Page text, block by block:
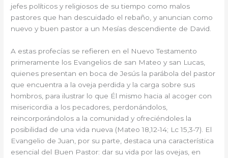
jefes políticos y religiosos de su tiempo como malos
pastores que han descuidado el rebaño, y anuncian como
nuevo y buen pastor a un Mesías descendiente de David.
A estas profecías se refieren en el Nuevo Testamento
primeramente los Evangelios de san Mateo y san Lucas,
quienes presentan en boca de Jesús la parábola del pastor
que encuentra a la oveja perdida y la carga sobre sus
hombros, para ilustrar lo que Él mismo hacia al acoger con
misericordia a los pecadores, perdonándolos,
reincorporándolos a la comunidad y ofreciéndoles la
posibilidad de una vida nueva (Mateo 18,12-14; Lc 15,3-7). El
Evangelio de Juan, por su parte, destaca una característica
esencial del Buen Pastor: dar su vida por las ovejas, en